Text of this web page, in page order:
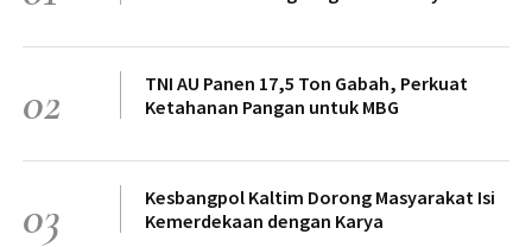
02
TNI AU Panen 17,5 Ton Gabah, Perkuat
Ketahanan Pangan untuk MBG
03
Kesbangpol Kaltim Dorong Masyarakat Isi
Kemerdekaan dengan Karya